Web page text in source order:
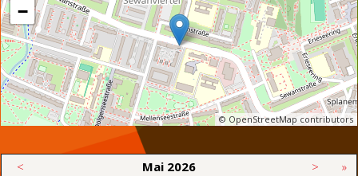
−
© OpenStreetMap contributors
< Mai 2026 > »